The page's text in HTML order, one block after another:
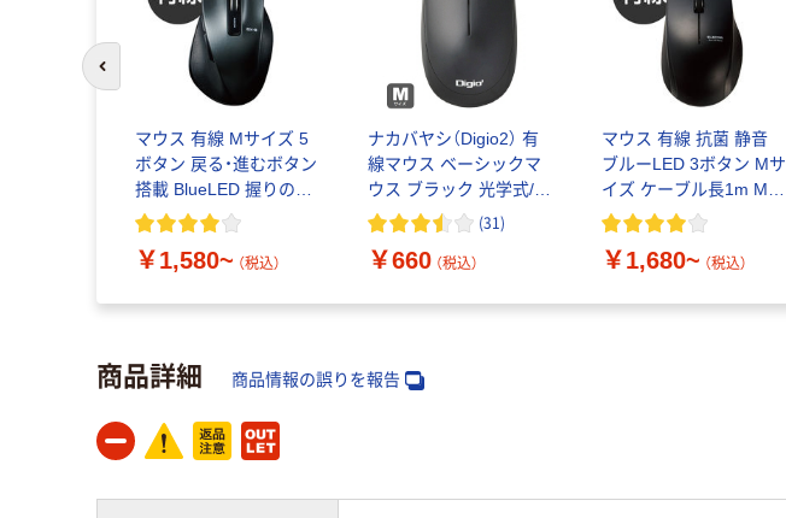
マウス 有線 Mサイズ 5
ボタン 戻る・進むボタン
搭載 BlueLED 握りの極
み M-XGM10UBC エレ
￥1,580~ （税込）
ナカバヤシ（Digio2） 有
線マウス ベーシックマ
ウス ブラック 光学式/3
ボタン MUS-UKT91BK
(31)
￥660 （税込）
マウス 有線 抗菌 静音
ブルーLED 3ボタン Mサ
イズ ケーブル長1m M-
BL27UBSKシリーズ エ
￥1,680~ （税込）
前のスライドへ
商品詳細 商品情報の誤りを報告